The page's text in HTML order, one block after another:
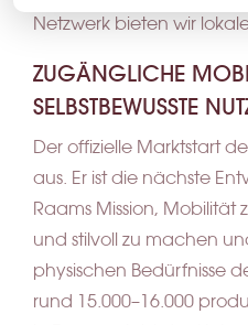
Netzwerk bieten wir
ZUGÄNGLICHE
SELBSTBEWUSSTE
Der offizielle Marktstart
aus. Er ist die nächste
Raams Mission,
und stilvoll zu machen
physischen Bedürfnisse
rund 15.000–16.000